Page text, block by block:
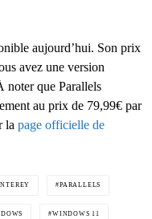
aujourd’hui. Son prix
avez une version
noter que Parallels
au prix de 79,99€ par
la page officielle de
PARALLELS
WINDOWS 11